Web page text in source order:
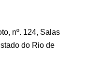
nº. 124, Salas
do Rio de